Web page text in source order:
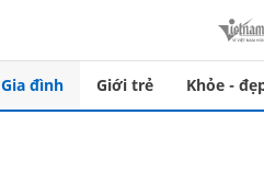
Gia đình Giới trẻ Khỏe -